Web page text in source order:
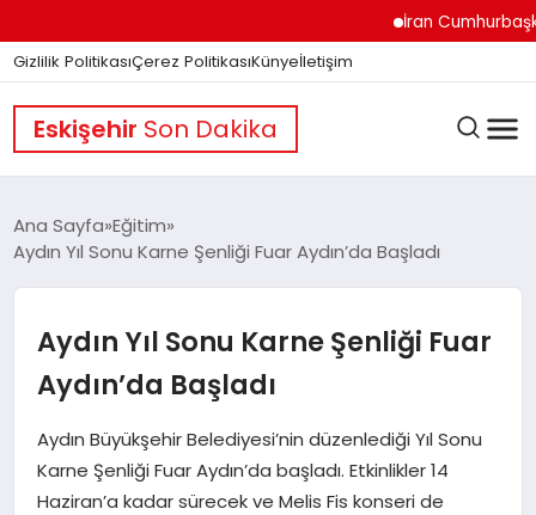
İran Cumhurbaşkanı
Gizlilik PolitikasıÇerez PolitikasıKünyeİletişim
Eskişehir Son Dakika
GÜNDEM
DÜNYA
EĞITIM
Ana Sayfa Eğitim
Aydın Yıl Sonu Karne Şenliği Fuar Aydın’da Başladı
Aydın Yıl Sonu Karne Şenliği Fuar
Aydın’da Başladı
Aydın Büyükşehir Belediyesi’nin düzenlediği Yıl Sonu
Karne Şenliği Fuar Aydın’da başladı. Etkinlikler 14
Haziran’a kadar sürecek ve Melis Fis konseri de